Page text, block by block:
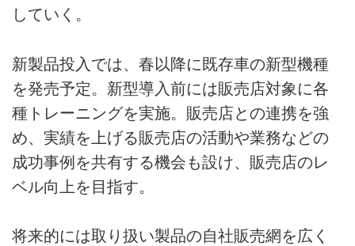
していく。
新製品投入では、春以降に既存車の新型機種
を発売予定。新型導入前には販売店対象に各
種トレーニングを実施。販売店との連携を強
め、実績を上げる販売店の活動や業務などの
成功事例を共有する機会も設け、販売店のレ
ベル向上を目指す。
将来的には取り扱い製品の自社販売網を広く